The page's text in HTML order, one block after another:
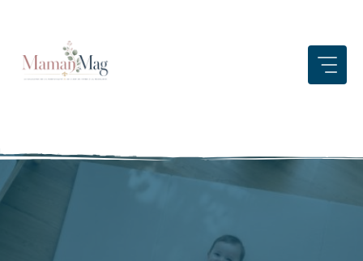
contenu